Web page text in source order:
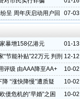
07-03
呈 周年庆启动用户回
01-13
暴增158亿港元
12-12
节能补贴”22万元 判刑
10-02
评级 由AAA降至AA+
10-02
“涨快降慢”遭质疑
10-02
债危机的“早婚”之困